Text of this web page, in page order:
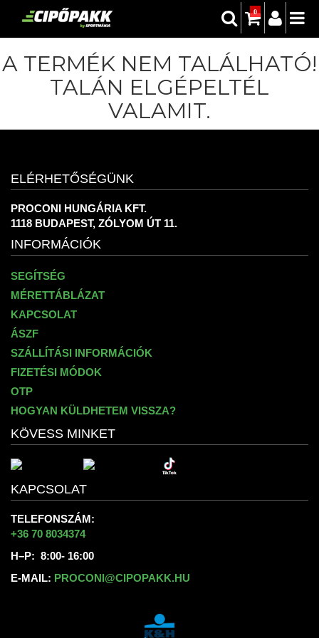
0
A TERMÉK NEM TALÁLHATÓ!
TALÁN ELGÉPELTÉL
VALAMIT.
ELÉRHETŐSÉGÜNK
PROCONI HUNGÁRIA KFT.
1118 BUDAPEST, ZÓLYOM ÚT 11.
INFORMÁCIÓK
SEGÍTSÉG
MÉRETTÁBLÁZAT
KAPCSOLAT
ÁSZF
SZÁLLÍTÁSI INFORMÁCIÓK
FIZETÉSI MÓDOK
OTP
HOGYAN KÜLDHETEM VISSZA?
KÖVESS MINKET
KAPCSOLAT
TELEFONSZÁM:
+36 70 8034374
H–P: 8:00- 16:00
E-MAIL: PROCONI@CIPOPAKK.HU